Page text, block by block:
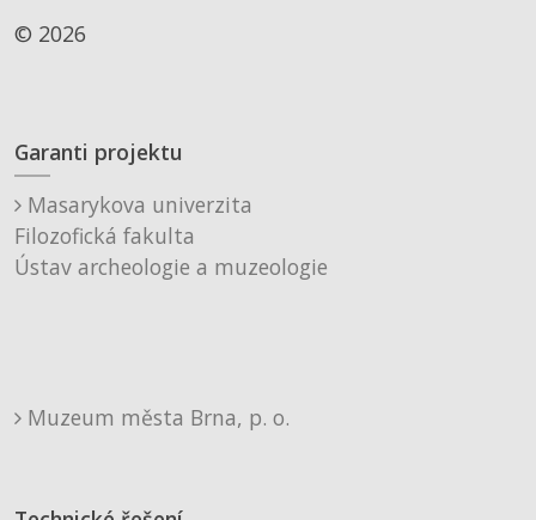
© 2026
Garanti projektu
Masarykova univerzita
Filozofická fakulta
Ústav archeologie a muzeologie
Muzeum města Brna, p. o.